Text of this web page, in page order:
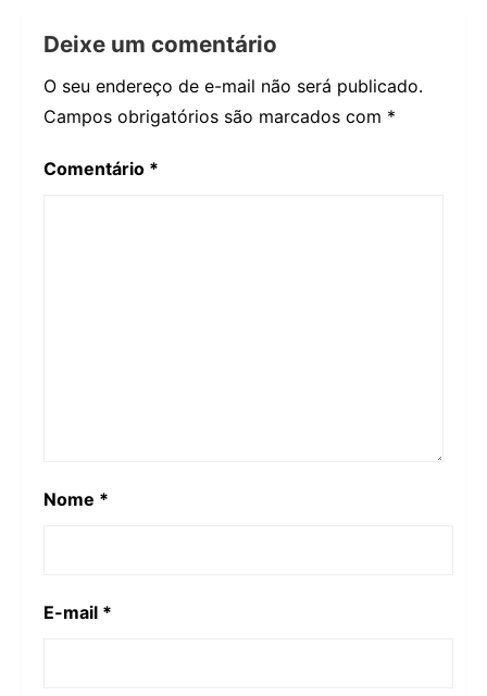
Deixe um comentário
O seu endereço de e-mail não será publicado.
Campos obrigatórios são marcados com *
Comentário *
Nome *
E-mail *